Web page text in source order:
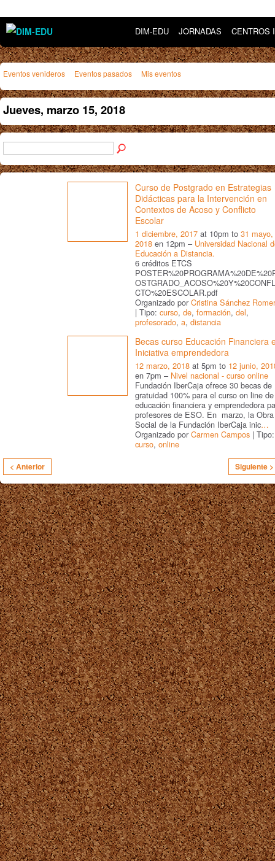
DIM-EDU JORNADAS CENTROS
Eventos venideros Eventos pasados Mis eventos
Jueves, marzo 15, 2018
Curso de Postgrado en Estrategias
Didácticas para la Intervención en
Contextos de Acoso y Conflicto
Escolar
1 diciembre, 2017 at 10pm to 31 mayo,
2018 en 12pm – Universidad Nacional
Educación a Distancia.
6 créditos ETCS
CTO%20ESCOLAR.pdf
Organizado por Cristina Sánchez
| Tipo: curso, de, formación, del,
profesorado, a, distancia
Becas curso Educación Financiera
Iniciativa emprendedora
12 marzo, 2018 at 5pm to 12 junio,
en 7pm – Nivel nacional - curso online
Fundación IberCaja ofrece 30 becas de
gratuidad 100% para el curso on line de
educación financiera y emprendedora
profesores de ESO. En marzo, la Obra
Social de la Fundación IberCaja inic…
Organizado por Carmen Campos | Tipo:
curso, online
< Anterior Siguiente >